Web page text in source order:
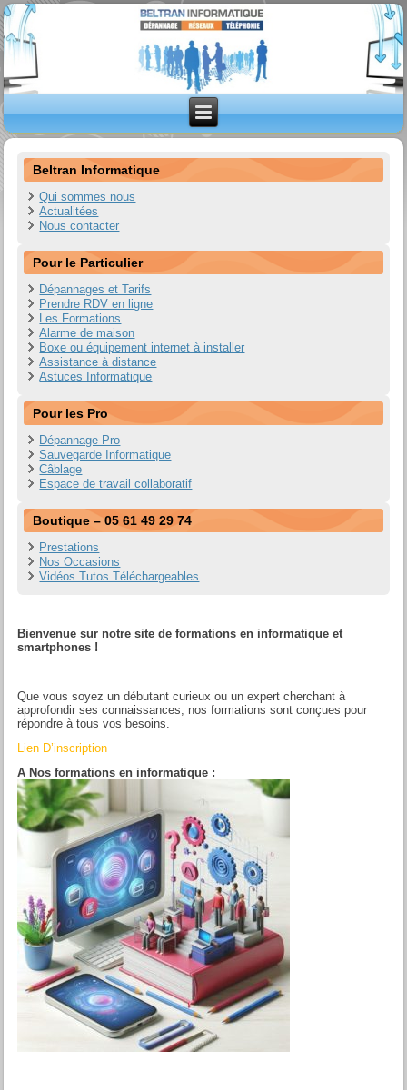
Beltran Informatique
Qui sommes nous
Actualitées
Nous contacter
Pour le Particulier
Dépannages et Tarifs
Prendre RDV en ligne
Les Formations
Alarme de maison
Boxe ou équipement internet à installer
Assistance à distance
Astuces Informatique
Pour les Pro
Dépannage Pro
Sauvegarde Informatique
Câblage
Espace de travail collaboratif
Boutique – 05 61 49 29 74
Prestations
Nos Occasions
Vidéos Tutos Téléchargeables
Bienvenue sur notre site de formations en informatique et
smartphones !
Que vous soyez un débutant curieux ou un expert cherchant à
approfondir ses connaissances, nos formations sont conçues pour
répondre à tous vos besoins.
Lien D’inscription
A Nos formations en informatique :